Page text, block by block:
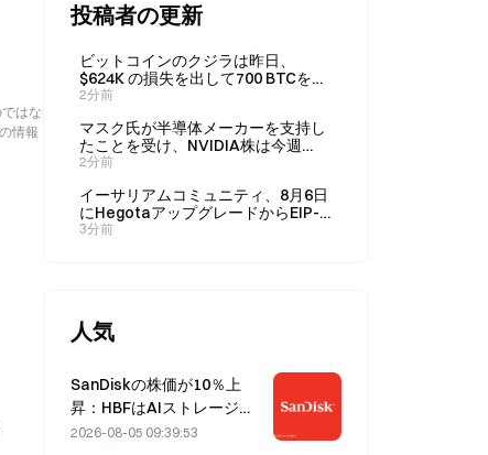
はな
情報
投稿者の更新
ビットコインのクジラは昨日、
$624K の損失を出して700 BTCを損
切りし、その後30 BTCを買い増し
2分前
マスク氏が半導体メーカーを支持し
たことを受け、NVIDIA株は今週
11.6%急騰し、時価総額は$562B 増
2分前
イーサリアムコミュニティ、8月6日
にHegotaアップグレードからEIP-
8363を削除することを推奨
3分前
人気
SanDiskの株価が10％上
昇：HBFはAIストレージの
新たなサイクルをどう切り
2026-08-05 09:39:53